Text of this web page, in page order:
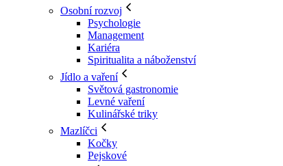
Osobní rozvoj
Psychologie
Management
Kariéra
Spiritualita a náboženství
Jídlo a vaření
Světová gastronomie
Levné vaření
Kulinářské triky
Mazlíčci
Kočky
Pejskové